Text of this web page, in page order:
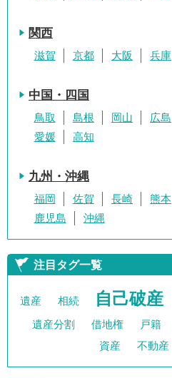
関西
滋賀 京都 大阪 兵庫
中国・四国
鳥取 島根 岡山 広島
愛媛
高知
九州・沖縄
福岡 佐賀 長崎 熊本
鹿児島
沖縄
注目タグ一覧
遺産 相続 自己破産
遺産分割 借地権 戸籍
資産
不動産